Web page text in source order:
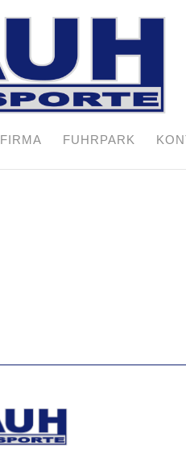
FIRMA FUHRPARK